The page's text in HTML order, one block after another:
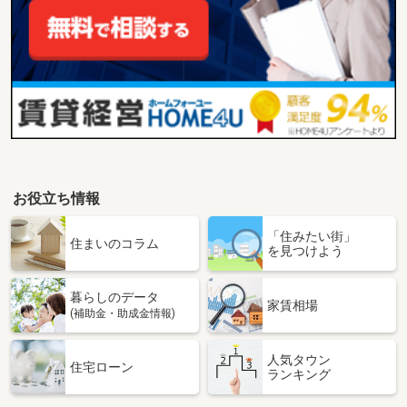
お役立ち情報
住まいのコラム
「住みたい街」
を見つけよう
暮らしのデータ
(補助金・助成金情報)
家賃相場
住宅ローン
人気タウン
ランキング